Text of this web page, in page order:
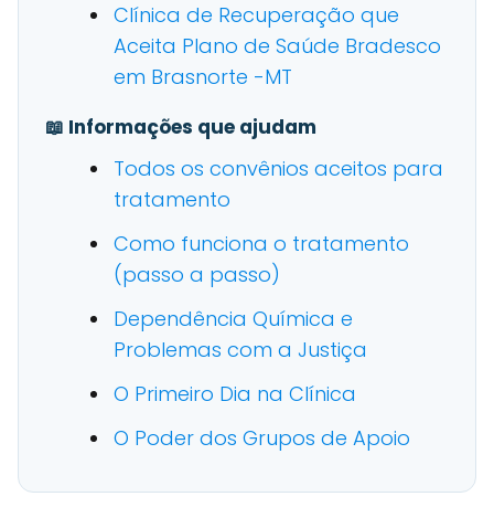
Clínica de Recuperação que
Aceita Plano de Saúde Bradesco
em Brasnorte -MT
📖 Informações que ajudam
Todos os convênios aceitos para
tratamento
Como funciona o tratamento
(passo a passo)
Dependência Química e
Problemas com a Justiça
O Primeiro Dia na Clínica
O Poder dos Grupos de Apoio